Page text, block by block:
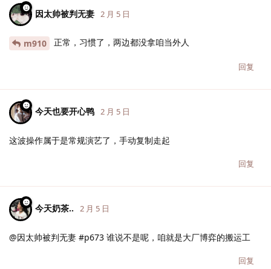
因太帅被判无妻 2 月 5 日
m910 正常，习惯了，两边都没拿咱当外人
回复
今天也要开心鸭 2 月 5 日
这波操作属于是常规演艺了，手动复制走起
回复
今天奶茶.. 2 月 5 日
@因太帅被判无妻 #p673 谁说不是呢，咱就是大厂博弈的搬运工
回复